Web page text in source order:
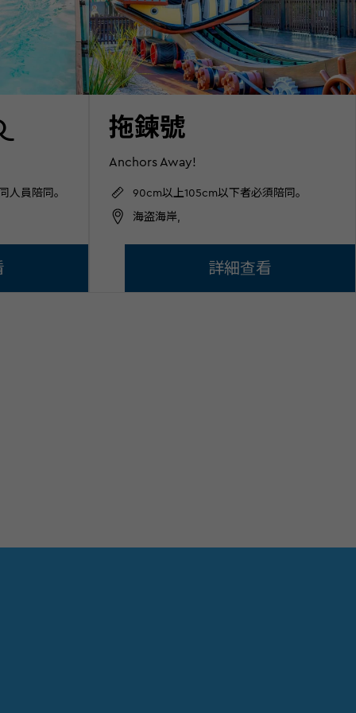
人員陪同。
拖鍊號
Anchors Away!
90cm以上105cm以下者必須陪同。
海盗海岸,
詳細查看